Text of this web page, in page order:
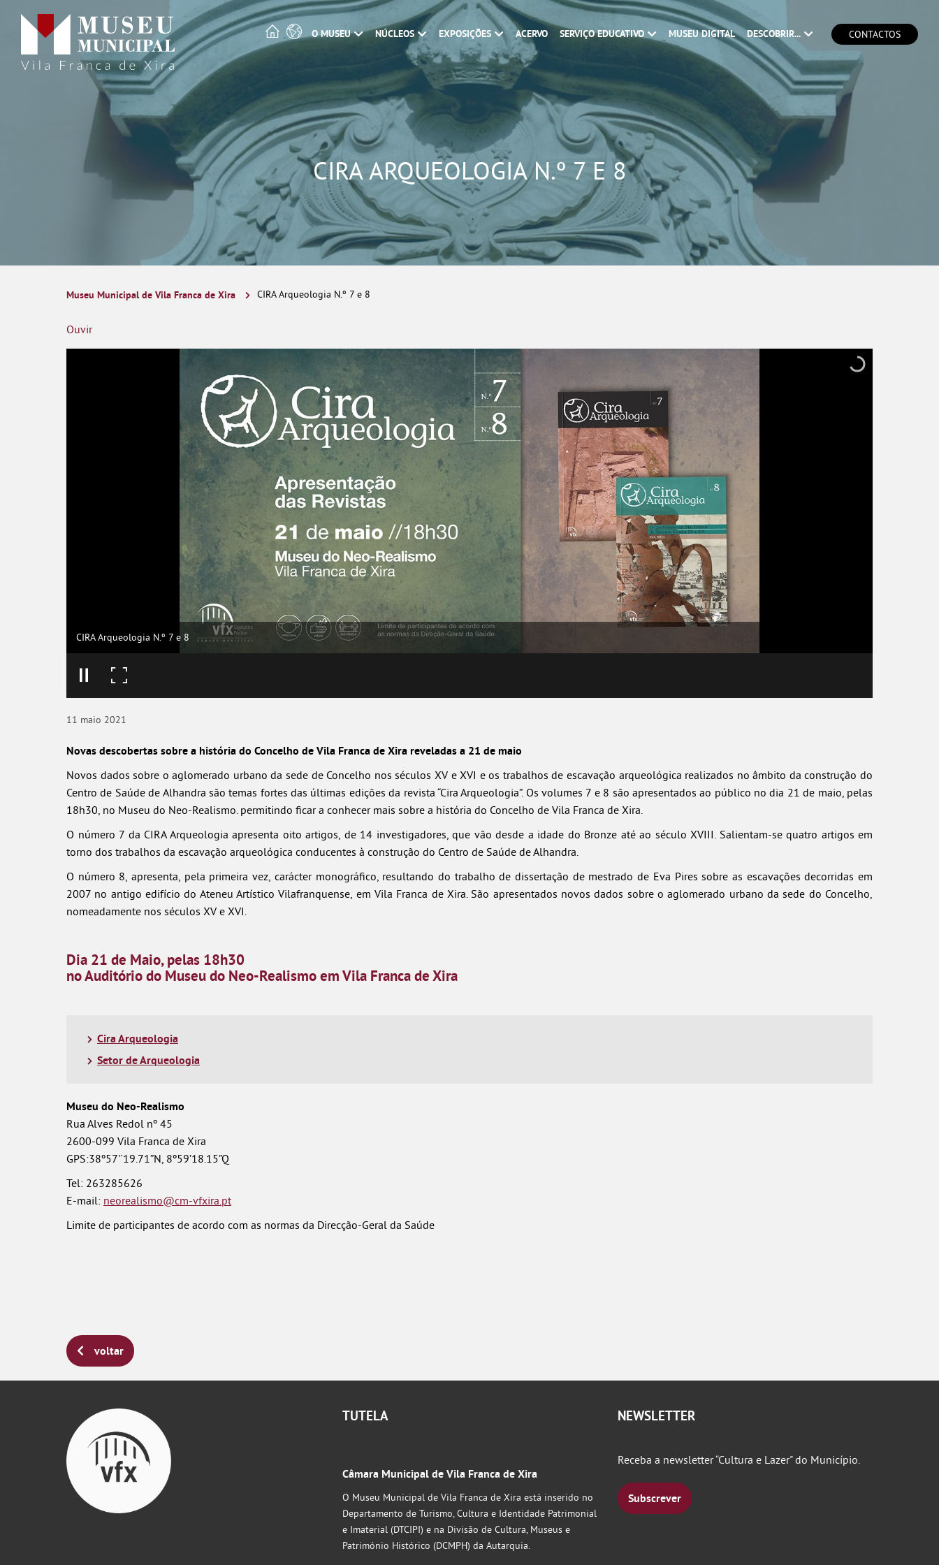
O MUSEU NÚCLEOS EXPOSIÇÕES ACERVO SERVIÇO EDUCATIVO MUSEU DIGITAL DESCOBRIR... CONTACTOS
CIRA ARQUEOLOGIA N.º 7 E 8
Museu Municipal de Vila Franca de Xira CIRA Arqueologia N.º 7 e 8
Ouvir
CIRA Arqueologia N.º 7 e 8
11 maio 2021
Novas descobertas sobre a história do Concelho de Vila Franca de Xira reveladas a 21 de maio
Novos dados sobre o aglomerado urbano da sede de Concelho nos séculos XV e XVI e os trabalhos de escavação arqueológica realizados no âmbito da construção do
Centro de Saúde de Alhandra são temas fortes das últimas edições da revista “Cira Arqueologia”. Os volumes 7 e 8 são apresentados ao público no dia 21 de maio, pelas
18h30, no Museu do Neo-Realismo. permitindo ficar a conhecer mais sobre a história do Concelho de Vila Franca de Xira.
O número 7 da CIRA Arqueologia apresenta oito artigos, de 14 investigadores, que vão desde a idade do Bronze até ao século XVIII. Salientam-se quatro artigos em
torno dos trabalhos da escavação arqueológica conducentes à construção do Centro de Saúde de Alhandra.
O número 8, apresenta, pela primeira vez, carácter monográfico, resultando do trabalho de dissertação de mestrado de Eva Pires sobre as escavações decorridas em
2007 no antigo edifício do Ateneu Artístico Vilafranquense, em Vila Franca de Xira. São apresentados novos dados sobre o aglomerado urbano da sede do Concelho,
nomeadamente nos séculos XV e XVI.
Dia 21 de Maio, pelas 18h30
no Auditório do Museu do Neo-Realismo em Vila Franca de Xira
Cira Arqueologia
Setor de Arqueologia
Museu do Neo-Realismo
Rua Alves Redol nº 45
2600-099 Vila Franca de Xira
GPS:38º57'´19.71”N, 8º59’18.15”Q
Tel: 263285626
E-mail: neorealismo@cm-vfxira.pt
Limite de participantes de acordo com as normas da Direcção-Geral da Saúde
voltar
TUTELA
Câmara Municipal de Vila Franca de Xira
O Museu Municipal de Vila Franca de Xira está inserido no
Departamento de Turismo, Cultura e Identidade Patrimonial
e Imaterial (DTCIPI) e na Divisão de Cultura, Museus e
Património Histórico (DCMPH) da Autarquia.
NEWSLETTER
Receba a newsletter “Cultura e Lazer" do Município.
Subscrever